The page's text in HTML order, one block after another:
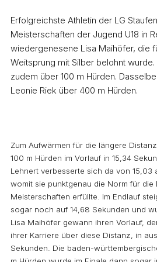
Erfolgreichste Athletin der LG
Meisterschaften der Jugend U18 in
wiedergenesene Lisa Maihöfer, die
Weitsprung mit Silber belohnt
zudem über 100 m Hürden.
Leonie Riek über 400 m Hürden.
Zum Aufwärmen für die längere
100 m Hürden im Vorlauf in 15,34
Lehnert verbesserte sich da von 15,03
womit sie punktgenau die Norm für die
Meisterschaften erfüllte. Im Endlauf
sogar noch auf 14,68 Sekunden und
Lisa Maihöfer gewann ihren Vorlauf,
ihrer Karriere über diese Distanz, in
Sekunden. Die baden-